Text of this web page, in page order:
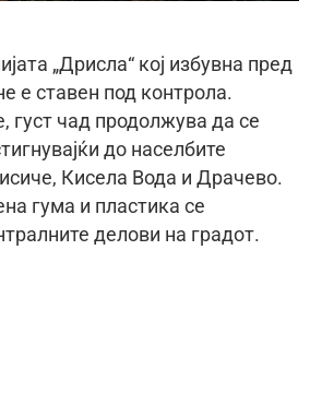
„Дрисла“ кој избувна пред
е ставен под контрола.
густ чад продолжува да се
до населбите
Кисела Вода и Драчево.
гума и пластика се
делови на градот.